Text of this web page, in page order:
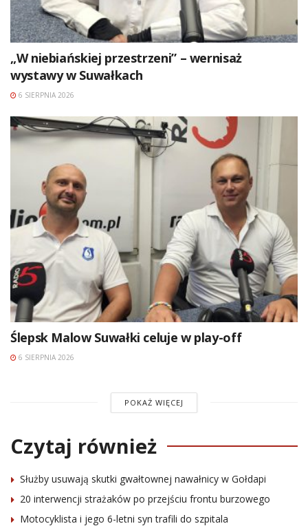
„W niebiańskiej przestrzeni” – wernisaż
wystawy w Suwałkach
6 SIERPNIA 2026
Ślepsk Malow Suwałki celuje w play-off
6 SIERPNIA 2026
POKAŻ WIĘCEJ
Czytaj również
Służby usuwają skutki gwałtownej nawałnicy w Gołdapi
20 interwencji strażaków po przejściu frontu burzowego
Motocyklista i jego 6-letni syn trafili do szpitala